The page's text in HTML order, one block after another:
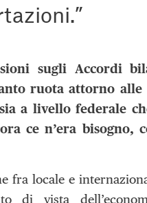
sugli Accordi
ruota attorno
a livello federale
ce n’era bisogno,
fra locale e
di vista